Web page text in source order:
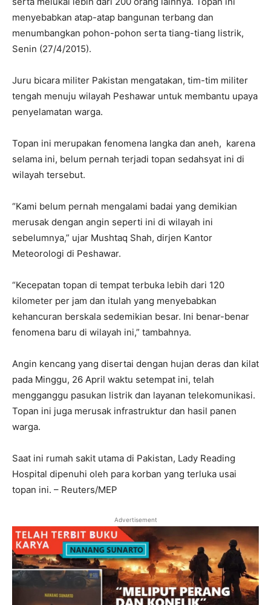
menyebabkan atap-atap bangunan terbang dan
menumbangkan pohon-pohon serta tiang-tiang listrik,
Senin (27/4/2015).
Juru bicara militer Pakistan mengatakan, tim-tim militer
tengah menuju wilayah Peshawar untuk membantu upaya
penyelamatan warga.
Topan ini merupakan fenomena langka dan aneh, karena
selama ini, belum pernah terjadi topan sedahsyat ini di
wilayah tersebut.
“Kami belum pernah mengalami badai yang demikian
merusak dengan angin seperti ini di wilayah ini
sebelumnya,” ujar Mushtaq Shah, dirjen Kantor
Meteorologi di Peshawar.
“Kecepatan topan di tempat terbuka lebih dari 120
kilometer per jam dan itulah yang menyebabkan
kehancuran berskala sedemikian besar. Ini benar-benar
fenomena baru di wilayah ini,” tambahnya.
Angin kencang yang disertai dengan hujan deras dan kilat
pada Minggu, 26 April waktu setempat ini, telah
mengganggu pasukan listrik dan layanan telekomunikasi.
Topan ini juga merusak infrastruktur dan hasil panen
warga.
Saat ini rumah sakit utama di Pakistan, Lady Reading
Hospital dipenuhi oleh para korban yang terluka usai
topan ini. – Reuters/MEP
Advertisement